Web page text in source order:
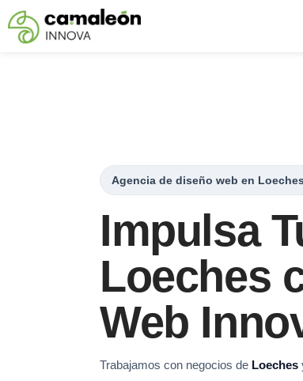
Saltar
Agencia de diseño web en Loeches
Impulsa
Loeches
Web
Trabajamos con negocios de Loeches